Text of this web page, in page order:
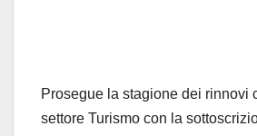
Prosegue la stagione dei rinnovi
settore Turismo con la